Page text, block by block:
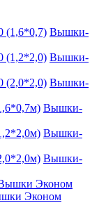
Вышки-
Вышки-
Вышки-
Вышки-
Вышки-
Вышки-
Эконом